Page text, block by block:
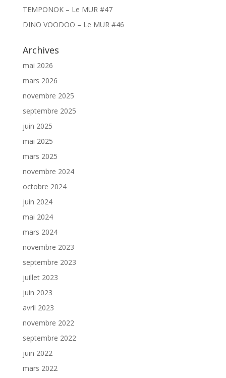
TEMPONOK – Le MUR #47
DINO VOODOO – Le MUR #46
Archives
mai 2026
mars 2026
novembre 2025
septembre 2025
juin 2025
mai 2025
mars 2025
novembre 2024
octobre 2024
juin 2024
mai 2024
mars 2024
novembre 2023
septembre 2023
juillet 2023
juin 2023
avril 2023
novembre 2022
septembre 2022
juin 2022
mars 2022